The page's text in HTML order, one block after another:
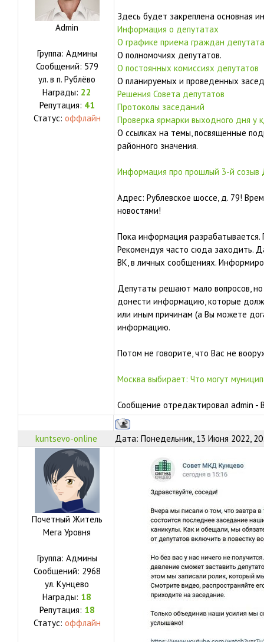
Admin
Группа: Админы
Сообщений: 579
ул. в п. Рублёво
Награды: 22
Репутация: 41
Статус: оффлайн
Здесь будет закреплена основная
Информация о депутатах
О графике приема граждан
О полномочиях депутатов.
О постоянных комиссиях депутатов
О планируемых и проведенных
Решения Совета депутатов
Протоколы заседаний
Проверка ярмарки выходного дня у
О ссылках на темы, посвященные
районного значения.
Информация про прошлый 3-й созыв
Адрес: Рублевское шоссе, д. 79!
новостями!
Пока информация разрабатывается.
Рекомендуя часто сюда заходить.
ВК, в личных сообщениях.
Депутаты решают мало вопросов,
донести информацию, которые
или иным причинам (а Вы можете
информацию.
Потом не говорите, что Вас не
Москва выбирает: Что могут
Сообщение отредактировал admin -
kuntsevo-online Дата: Понедельник, 13 Июня 2022,
Почетный Житель
Мега Уровня
Группа: Админы
Сообщений: 2968
ул. Кунцево
Награды: 18
Репутация: 18
Статус: оффлайн